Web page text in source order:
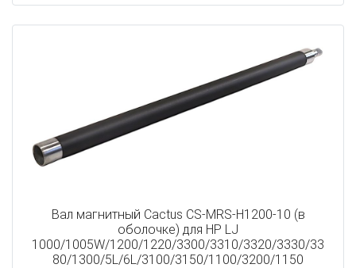
Вал магнитный Cactus CS-MRS-H1200-10 (в
оболочке) для HP LJ
1000/1005W/1200/1220/3300/3310/3320/3330/33
80/1300/5L/6L/3100/3150/1100/3200/1150